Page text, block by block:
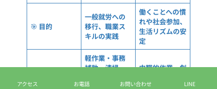
🎯 目的
一般就労への
移行、職業ス
キルの実践
働くことへの慣
れや社会参加、
生活リズムの安
定
軽作業・事務
補助・清掃・
業など幅広い
内職的作業・創
業・軽作業など
アクセス お電話 お問い合わせ LINE